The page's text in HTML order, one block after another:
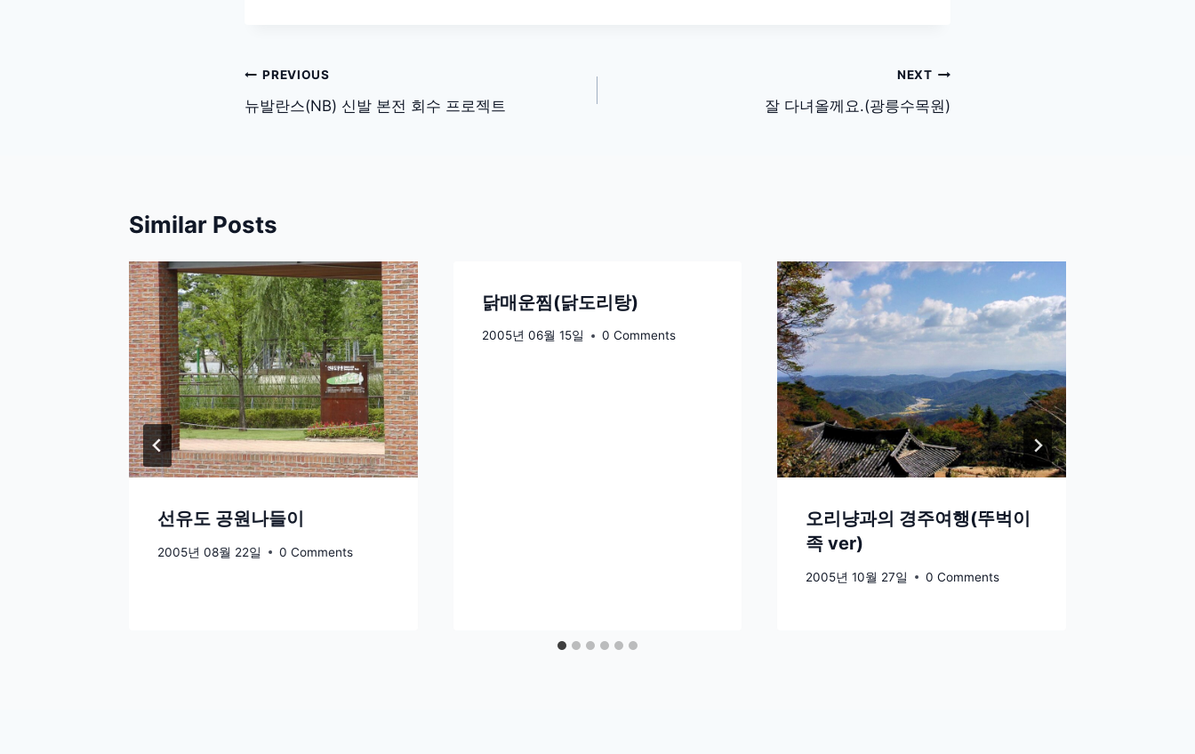
글
탐
PREVIOUS
뉴발란스(NB) 신발 본전 회수 프로젝트
NEXT
잘 다녀올께요.(광릉수목원)
Similar Posts
선유도 공원나들이
2005년 08월 22일 0 Comments
닭매운찜(닭도리탕)
2005년 06월 15일 0 Comments
오리냥과의 경주여행(뚜벅이
족 ver)
2005년 10월 27일 0 Comments